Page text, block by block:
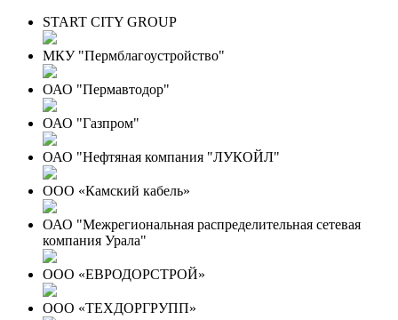
START CITY GROUP
МКУ "Пермблагоустройство"
ОАО "Пермавтодор"
ОАО "Газпром"
ОАО "Нефтяная компания "ЛУКОЙЛ"
ООО «Камский кабель»
ОАО "Межрегиональная распределительная сетевая
компания Урала"
ООО «ЕВРОДОРСТРОЙ»
ООО «ТЕХДОРГРУПП»